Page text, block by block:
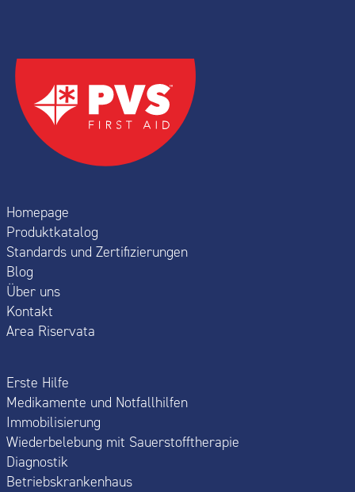
Homepage
Produktkatalog
Standards und Zertifizierungen
Blog
Über uns
Kontakt
Area Riservata
Erste Hilfe
Medikamente und Notfallhilfen
Immobilisierung
Wiederbelebung mit Sauerstofftherapie
Diagnostik
Betriebskrankenhaus